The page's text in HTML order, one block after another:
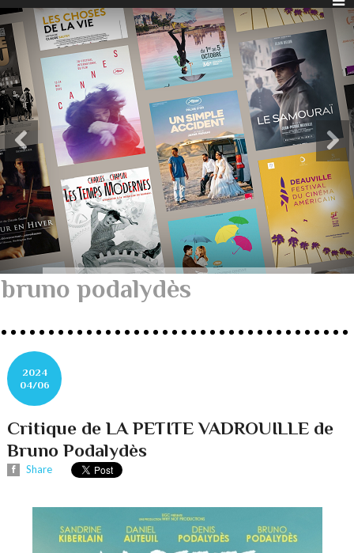
bruno podalydès
2024
04/06
Critique de LA PETITE VADROUILLE de
Bruno Podalydès
Share